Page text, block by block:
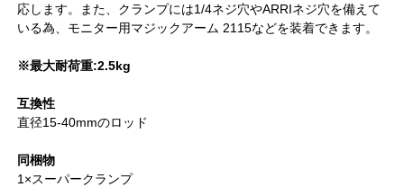
応します。また、クランプには1/4ネジ穴やARRIネジ穴を備えて
いる為、モニター用マジックアーム 2115などを装着できます。
※最大耐荷重:2.5kg
互換性
直径15-40mmのロッド
同梱物
1×スーパークランプ